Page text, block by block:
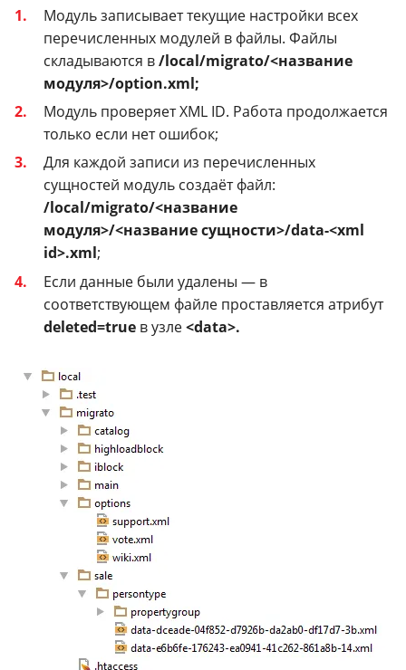
Модуль записывает текущие настройки всех
перечисленных модулей в файлы. Файлы
складываются в/local/migrato/<название
модуля>/option.xml;
Модуль проверяет XML ID. Работа продолжается
только если нет ошибок;
Для каждой записи из перечисленных
сущностей модуль создаёт файл:
/local/migrato/<название
модуля>/<название сущности>/data-<xml
id>.xml;
Если данные были удалены — в
соответствующем файле проставляется атрибут
deleted=true в узле<data>.